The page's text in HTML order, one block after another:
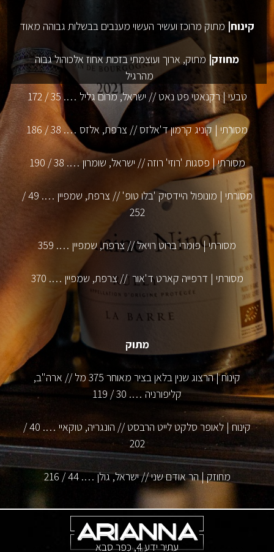
קינוח| מתוק מרוכז ועשיר העשוי מענבים בבשלות גבוהה מאוד
מחוזק| מתוק, ארוך ועוצמתי בזכות אחוז אלכוהול גבוה
מהרגיל
טבעי | רקנאטי פט נאט // ישראל, מרום גליל …. 35 / 172
מסורתי | קוניג קרמון ד'אלזס // צרפת, אלזס …. 38 / 186
מסורתי | פסגות 'רוזי' רוזה // ישראל, שומרון …. 38 / 190
מסורתי | מונופול היידסיק 'בלו טופ' // צרפת, שמפיין …. 49 /
252
מסורתי | פומרי ברוט רויאל // צרפת, שמפיין …. 359
מסורתי | דרפייה קארט ד'אור // צרפת, שמפיין …. 370
מתוק
קינוח | הרצוג שנין בלאן בציר מאוחר 375 מל // ארה"ב,
קליפורניה …. 30 / 119
קינוח | לאופר סלקט לייט הרבסט // הונגריה, טוקאיי …. 40 /
202
מחוזק | הר אודם שני // ישראל, גולן …. 44 / 216
עתיר ידע 4, כפר סבא